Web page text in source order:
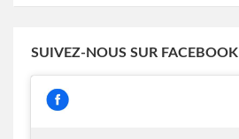
SUIVEZ-NOUS SUR FACEBOOK